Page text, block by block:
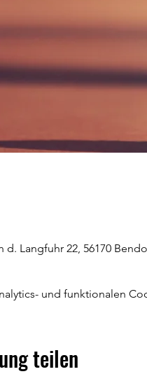
d. Langfuhr 22, 56170
und funktionalen
teilen